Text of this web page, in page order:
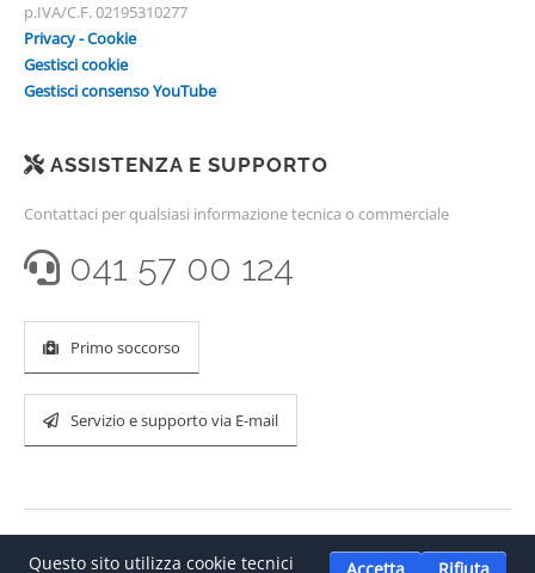
p.IVA/C.F. 02195310277
Privacy - Cookie
Gestisci cookie
Gestisci consenso YouTube
ASSISTENZA E SUPPORTO
Contattaci per qualsiasi informazione tecnica o commerciale
041 57 00 124
Primo soccorso
Servizio e supporto via E-mail
Questo sito utilizza cookie tecnici